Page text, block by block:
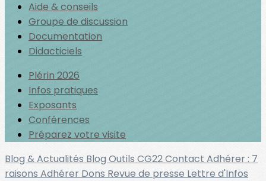
Aide & conseils
Groupe de discussion
Documentation
Didacticiels
Plérin 2026
Infos pratiques
Exposants
Conférences
Préparez votre visite
Blog & Actualités Blog Outils CG22Contact Adhérer : 7
raisons Adhérer Dons Revue de presse Lettre d'Infos